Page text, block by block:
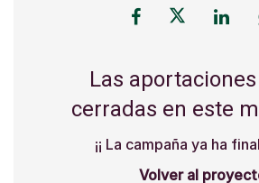
Las
cerradas en este
¡¡ La campaña ya ha
Volver al